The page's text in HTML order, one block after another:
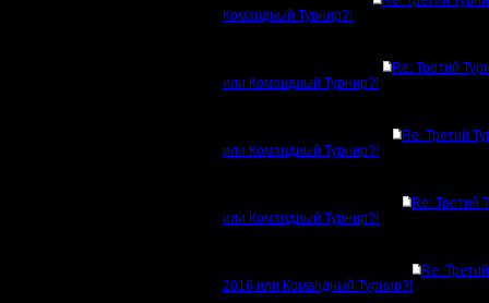
Командный Турнир?!
Re: Третий
или Командный Турнир?!
Re: Третий
или Командный Турнир?!
Re: Третий
или Командный Турнир?!
Re:
2016 или Командный Турнир?!